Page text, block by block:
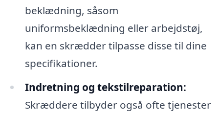
beklædning, såsom
uniformsbeklædning eller arbejdstøj,
kan en skrædder tilpasse disse til dine
specifikationer.
Indretning og tekstilreparation:
Skræddere tilbyder også ofte tjenester